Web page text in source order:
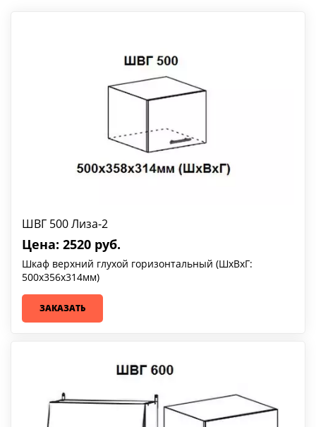
ШВГ 500 Лиза-2
Цена: 2520 руб.
Шкаф верхний глухой горизонтальный (ШхВхГ:
500х356х314мм)
ЗАКАЗАТЬ